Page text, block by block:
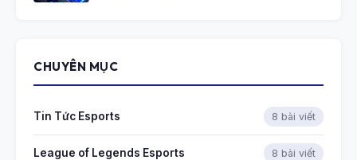
CHUYÊN MỤC
Tin Tức Esports 8 bài viết
League of Legends Esports 8 bài viết